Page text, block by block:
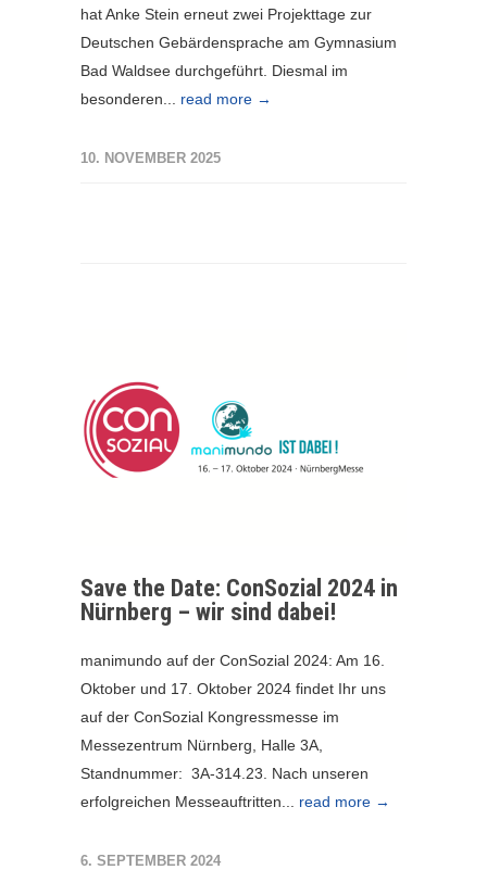
hat Anke Stein erneut zwei Projekttage zur
Deutschen Gebärdensprache am Gymnasium
Bad Waldsee durchgeführt. Diesmal im
besonderen... read more →
10. NOVEMBER 2025
Save the Date: ConSozial 2024 in
Nürnberg – wir sind dabei!
manimundo auf der ConSozial 2024: Am 16.
Oktober und 17. Oktober 2024 findet Ihr uns
auf der ConSozial Kongressmesse im
Messezentrum Nürnberg, Halle 3A,
Standnummer: 3A-314.23. Nach unseren
erfolgreichen Messeauftritten... read more →
6. SEPTEMBER 2024